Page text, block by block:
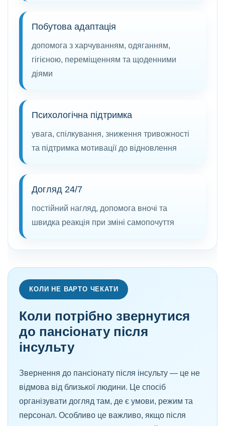
Побутова адаптація
допомога з харчуванням, одяганням,
гігієною, переміщенням та щоденними
діями
Психологічна підтримка
увага, спілкування, зниження тривожності
та підтримка мотивації до відновлення
Догляд 24/7
постійний нагляд, допомога вночі та
швидка реакція при зміні самопочуття
КОЛИ НЕ ВАРТО ЧЕКАТИ
Коли потрібно звернутися
до пансіонату після
інсульту
Звернення до пансіонату після інсульту — це не
відмова від близької людини. Це спосіб
організувати догляд там, де є умови, режим та
персонал. Особливо це важливо, якщо після